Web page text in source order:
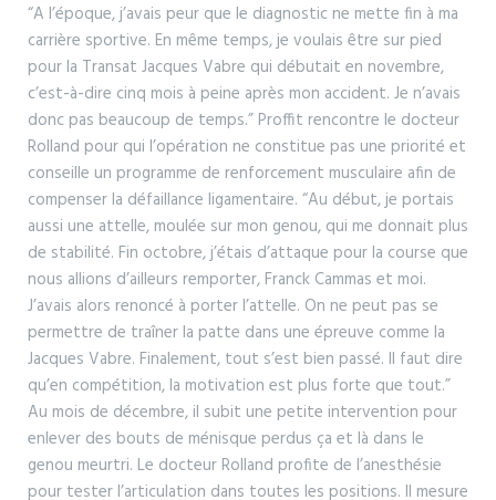
“A l’époque, j’avais peur que le diagnostic ne mette fin à ma
carrière sportive. En même temps, je voulais être sur pied
pour la Transat Jacques Vabre qui débutait en novembre,
c’est-à-dire cinq mois à peine après mon accident. Je n’avais
donc pas beaucoup de temps.” Proffit rencontre le docteur
Rolland pour qui l’opération ne constitue pas une priorité et
conseille un programme de renforcement musculaire afin de
compenser la défaillance ligamentaire. “Au début, je portais
aussi une attelle, moulée sur mon genou, qui me donnait plus
de stabilité. Fin octobre, j’étais d’attaque pour la course que
nous allions d’ailleurs remporter, Franck Cammas et moi.
J’avais alors renoncé à porter l’attelle. On ne peut pas se
permettre de traîner la patte dans une épreuve comme la
Jacques Vabre. Finalement, tout s’est bien passé. Il faut dire
qu’en compétition, la motivation est plus forte que tout.”
Au mois de décembre, il subit une petite intervention pour
enlever des bouts de ménisque perdus ça et là dans le
genou meurtri. Le docteur Rolland profite de l’anesthésie
pour tester l’articulation dans toutes les positions. Il mesure